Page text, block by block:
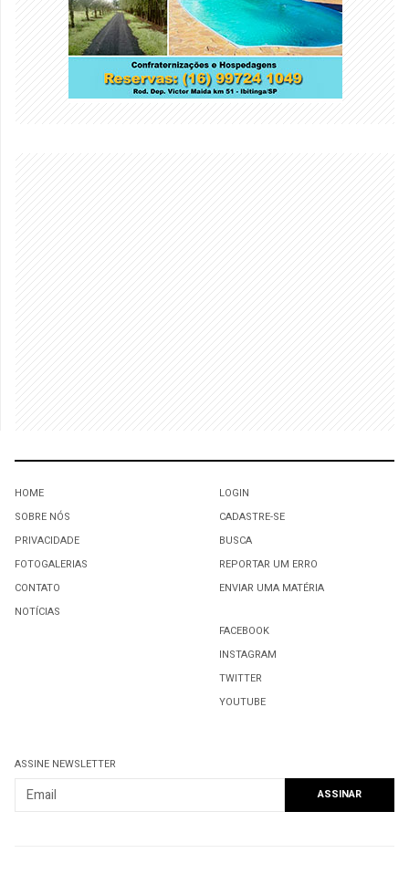
HOME
SOBRE NÓS
PRIVACIDADE
FOTOGALERIAS
CONTATO
NOTÍCIAS
LOGIN
CADASTRE-SE
BUSCA
REPORTAR UM ERRO
ENVIAR UMA MATÉRIA
FACEBOOK
INSTAGRAM
TWITTER
YOUTUBE
ASSINE NEWSLETTER